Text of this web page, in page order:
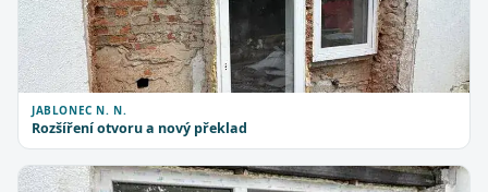
JABLONEC N. N.
Rozšíření otvoru a nový překlad